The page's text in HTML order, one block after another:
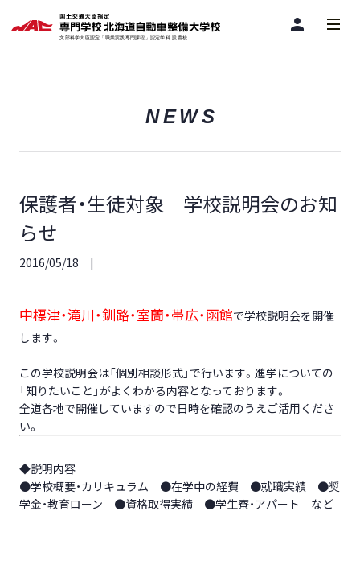
person
NEWS
保護者・生徒対象｜学校説明会のお知
らせ
2016/05/18
中標津・滝川・釧路・室蘭・帯広・函館で学校説明会を開催
します。
この学校説明会は「個別相談形式」で行います。進学についての
「知りたいこと」がよくわかる内容となっております。
全道各地で開催していますので日時を確認のうえご活用くださ
い。
◆説明内容
●学校概要・カリキュラム ●在学中の経費 ●就職実績 ●奨
学金・教育ローン ●資格取得実績 ●学生寮・アパート など